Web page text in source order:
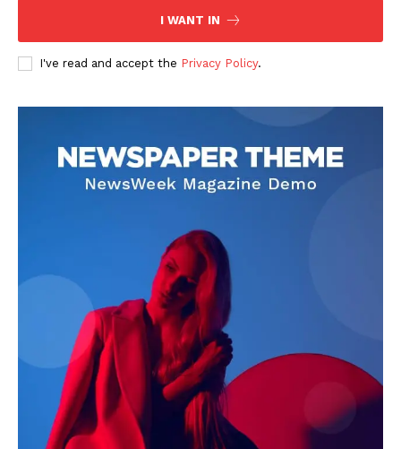
AIN NEWS 1
Contact Us
Privacy Policy
Terms of Use Agreement
Facebook
X WhatsApp
Share
I WANT IN
I've read and accept the Privacy Policy.